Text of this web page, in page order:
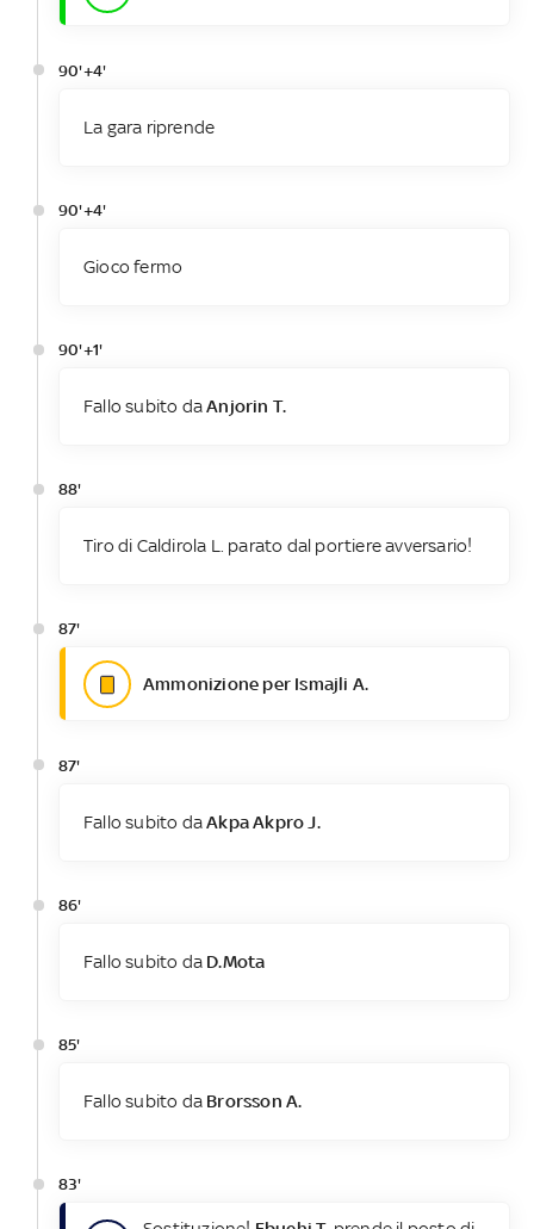
90'+4'
La gara riprende
90'+4'
Gioco fermo
90'+1'
Fallo subito daAnjorin T.
88'
Tiro di Caldirola L. parato dal portiere avversario!
87'
Ammonizione per Ismajli A.
87'
Fallo subito daAkpa Akpro J.
86'
Fallo subito da D.Mota
85'
Fallo subito da Brorsson A.
83'